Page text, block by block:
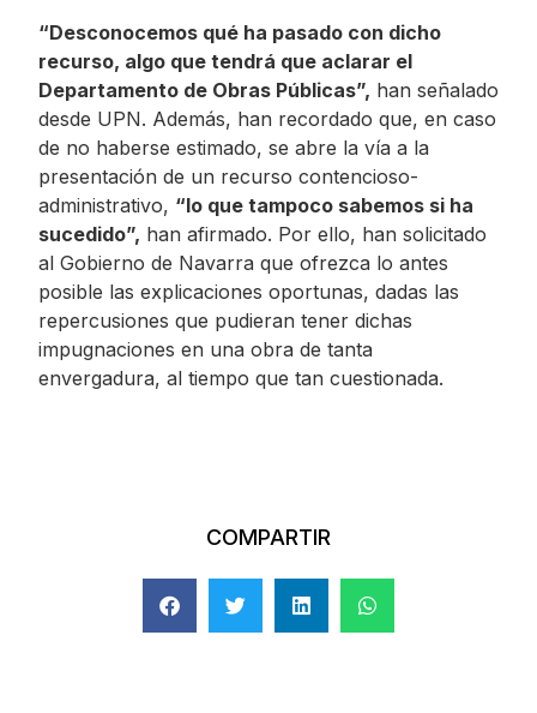
“Desconocemos qué ha pasado con dicho
recurso, algo que tendrá que aclarar el
Departamento de Obras Públicas”, han señalado
desde UPN. Además, han recordado que, en caso
de no haberse estimado, se abre la vía a la
presentación de un recurso contencioso-
administrativo, “lo que tampoco sabemos si ha
sucedido”, han afirmado. Por ello, han solicitado
al Gobierno de Navarra que ofrezca lo antes
posible las explicaciones oportunas, dadas las
repercusiones que pudieran tener dichas
impugnaciones en una obra de tanta
envergadura, al tiempo que tan cuestionada.
COMPARTIR